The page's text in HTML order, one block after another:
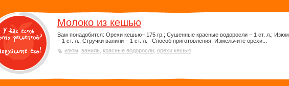
Молоко из кешью
Вам понадобится: Орехи кешью– 175 гр.; Сушенные красные водоросли – 1 ст. л.; Изюм
– 1 ст. л.; Стручки ванили – 1 ст. л. Способ приготовления: Измельчите орехи...
изюм
ваниль красные водоросли, орехи кешью